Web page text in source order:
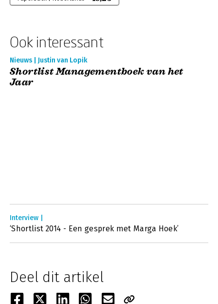
Ook interessant
Nieuws | Justin van Lopik
Shortlist Managementboek van het
Jaar
Interview |
‘Shortlist 2014 - Een gesprek met Marga Hoek’
Deel dit artikel